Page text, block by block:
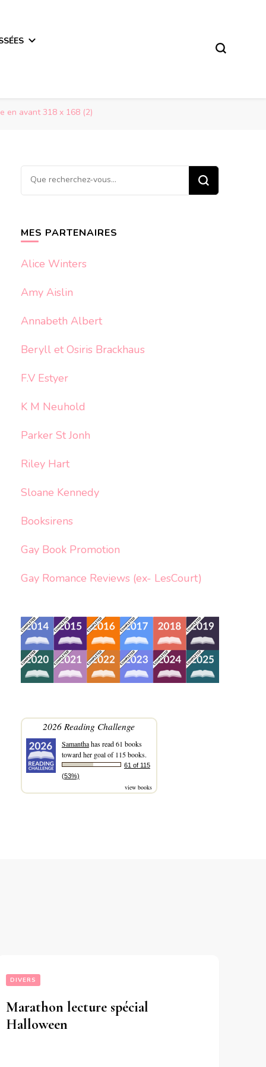
en avant 318 x 168 (2)
Vous
recherchiez
MES PARTENAIRES
Alice Winters
Amy Aislin
Annabeth Albert
Beryll et Osiris Brackhaus
F.V Estyer
K M Neuhold
Parker St Jonh
Riley Hart
Sloane Kennedy
Booksirens
Gay Book Promotion
Gay Romance Reviews (ex- LesCourt)
2026 Reading Challenge
Samanthahas read 61 books
toward her goal of 115 books.
61 of 115
(53%)
view books
DIVERS
Marathon lecture spécial
Halloween